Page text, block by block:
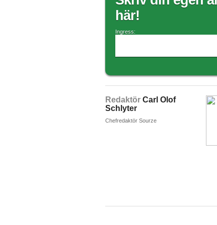
här!
Ingress:
Redaktör Carl Olof
Schlyter
Chefredaktör Sourze